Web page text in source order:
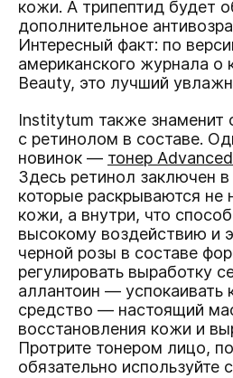
кожи. А трипептид будет
дополнительное
Интересный факт: по
американского журнала о
Beauty, это лучший
Institytum также знаменит
с ретинолом в составе.
новинок — тонер
Здесь ретинол заключен
которые раскрываются не
кожи, а внутри, что
высокому воздействию и
черной розы в составе
регулировать выработку
аллантоин — успокаивать
средство — настоящий
восстановления кожи и
Протрите тонером лицо,
обязательно используйте